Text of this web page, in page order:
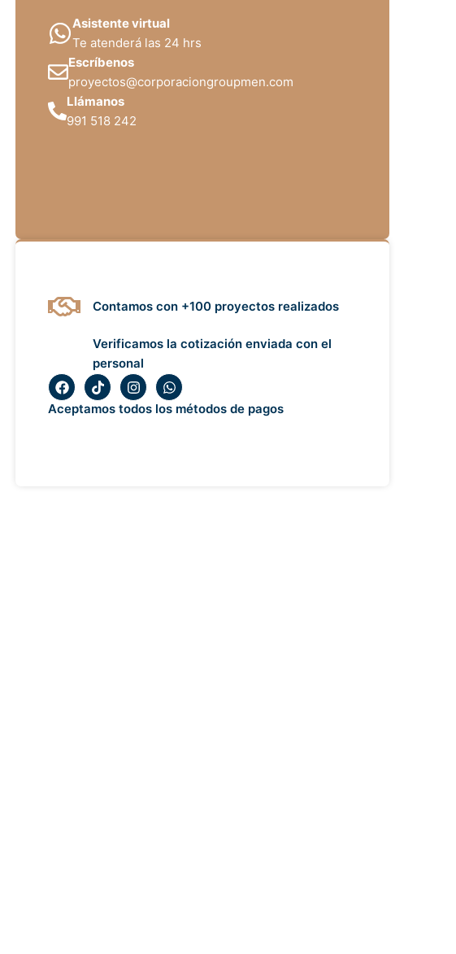
Asistente virtual
Te atenderá las 24 hrs
Escríbenos
proyectos@corporaciongroupmen.com
Llámanos
991 518 242
Contamos con +100 proyectos realizados
Verificamos la cotización enviada con el
personal
F
a
c
T
i
k
I
n
s
W
h
a
Aceptamos todos los métodos de pagos